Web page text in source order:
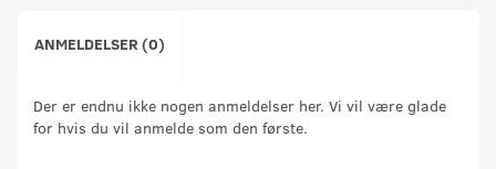
ANMELDELSER (0)
Der er endnu ikke nogen anmeldelser her. Vi vil være glade
for hvis du vil anmelde som den første.